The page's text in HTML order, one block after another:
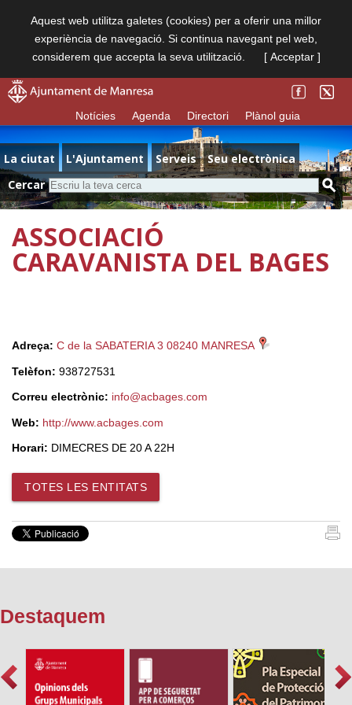
Aquest web utilitza galetes (cookies) per a oferir una millor
experiència de navegació. Si continua navegant pel web,
considerem que accepta la seva utilització.
[ Acceptar ]
Notícies Agenda Directori Plànol guia
La ciutat L'Ajuntament Serveis
Seu electrònica
Cercar
ASSOCIACIÓ
CARAVANISTA DEL BAGES
Adreça: C de la SABATERIA 3 08240 MANRESA
Telèfon: 938727531
Correu electrònic: info@acbages.com
Web: http://www.acbages.com
Horari: DIMECRES DE 20 A 22H
TOTES LES ENTITATS
Destaquem